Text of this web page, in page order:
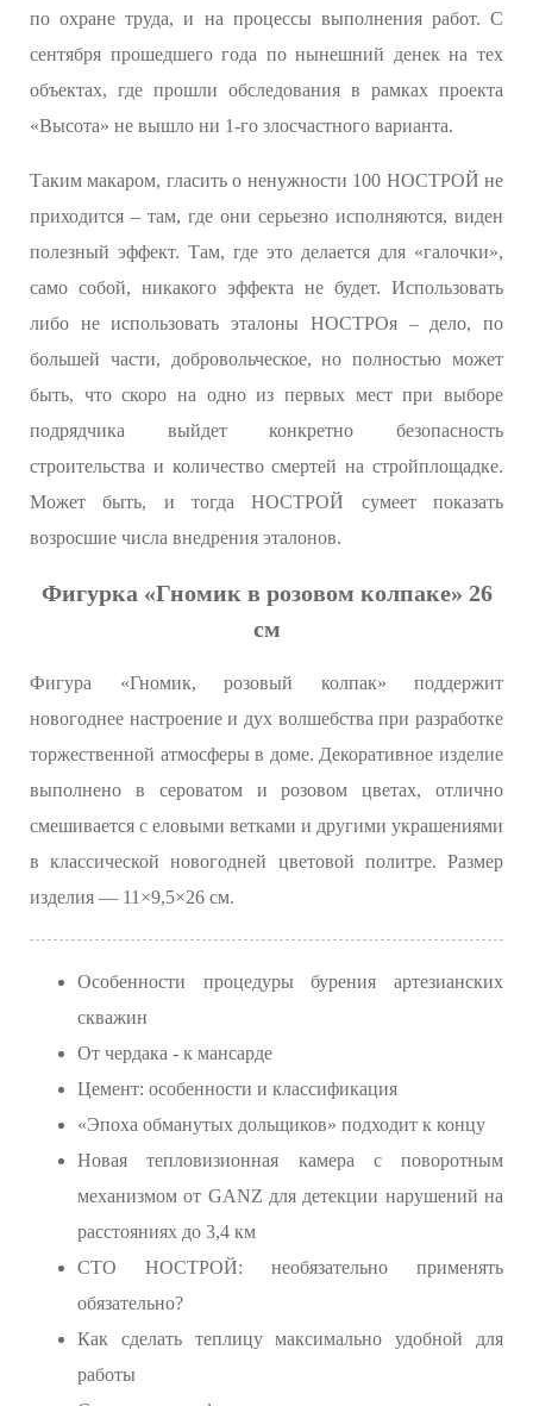
по охране труда, и на процессы выполнения работ. С
сентября прошедшего года по нынешний денек на тех
объектах, где прошли обследования в рамках проекта
«Высота» не вышло ни 1-го злосчастного варианта.
Таким макаром, гласить о ненужности 100 НОСТРОЙ не
приходится – там, где они серьезно исполняются, виден
полезный эффект. Там, где это делается для «галочки»,
само собой, никакого эффекта не будет. Использовать
либо не использовать эталоны НОСТРОя – дело, по
большей части, добровольческое, но полностью может
быть, что скоро на одно из первых мест при выборе
подрядчика выйдет конкретно безопасность
строительства и количество смертей на стройплощадке.
Может быть, и тогда НОСТРОЙ сумеет показать
возросшие числа внедрения эталонов.
Фигурка «Гномик в розовом колпаке» 26
см
Фигура «Гномик, розовый колпак» поддержит
новогоднее настроение и дух волшебства при разработке
торжественной атмосферы в доме. Декоративное изделие
выполнено в сероватом и розовом цветах, отлично
смешивается с еловыми ветками и другими украшениями
в классической новогодней цветовой политре. Размер
изделия — 11×9,5×26 см.
Особенности процедуры бурения артезианских
скважин
От чердака - к мансарде
Цемент: особенности и классификация
«Эпоха обманутых дольщиков» подходит к концу
Новая тепловизионная камера с поворотным
механизмом от GANZ для детекции нарушений на
расстояниях до 3,4 км
СТО НОСТРОЙ: необязательно применять
обязательно?
Как сделать теплицу максимально удобной для
работы